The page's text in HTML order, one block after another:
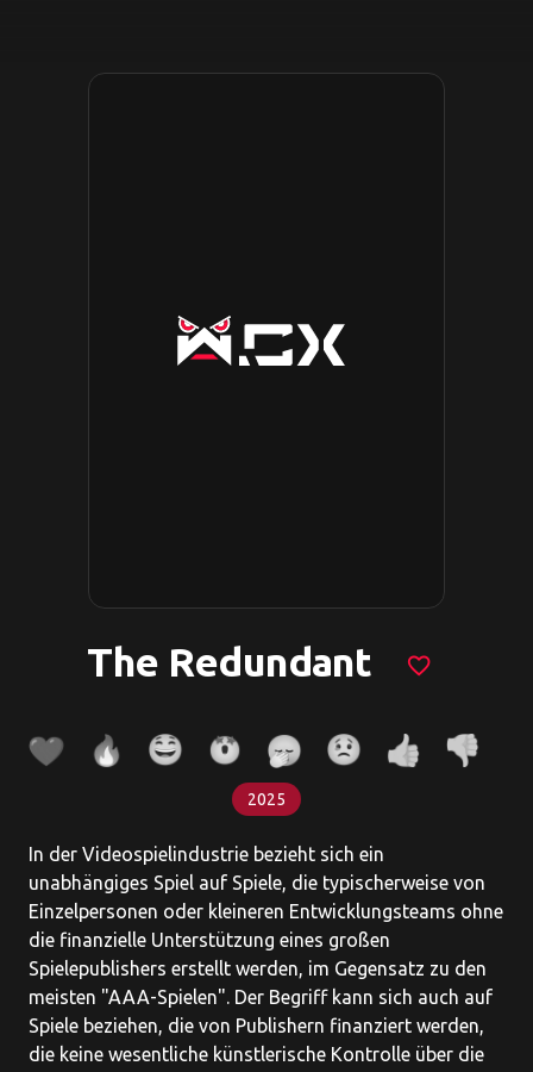
The Redundant favorite_border
2025
In der Videospielindustrie bezieht sich ein
unabhängiges Spiel auf Spiele, die typischerweise von
Einzelpersonen oder kleineren Entwicklungsteams ohne
die finanzielle Unterstützung eines großen
Spielepublishers erstellt werden, im Gegensatz zu den
meisten "AAA-Spielen". Der Begriff kann sich auch auf
Spiele beziehen, die von Publishern finanziert werden,
die keine wesentliche künstlerische Kontrolle über die